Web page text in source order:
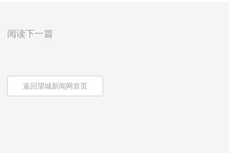
阅读下一篇
返回望城新闻网首页